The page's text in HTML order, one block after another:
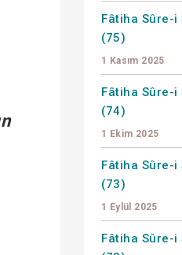
Fâtiha Sûre-
(75)
1 Kasım 2025
Fâtiha Sûre-
(74)
1 Ekim 2025
Fâtiha Sûre-
(73)
1 Eylül 2025
Fâtiha Sûre-